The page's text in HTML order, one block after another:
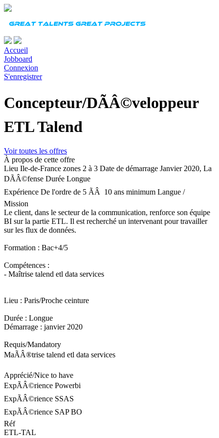
Accueil
Jobboard
Connexion
S'enregistrer
Concepteur/DÃÂ©veloppeur
ETL Talend
Voir toutes les offres
À propos de cette offre
Lieu Ile-de-France zones 2 à 3 Date de démarrage Janvier 2020, La
DÃÂ©fense Durée Longue
Expérience De l'ordre de 5 ÃÂ 10 ans minimum Langue /
Mission
Le client, dans le secteur de la communication, renforce son équipe
BI sur la partie ETL. Il est recherché un intervenant pour travailler
sur les flux de données.
Formation : Bac+4/5
Compétences :
- Maîtrise talend etl data services
Lieu : Paris/Proche ceinture
Durée : Longue
Démarrage : janvier 2020
Requis/Mandatory
MaÃÂ®trise talend etl data services
Apprécié/Nice to have
ExpÃÂ©rience Powerbi
ExpÃÂ©rience SSAS
ExpÃÂ©rience SAP BO
Réf
ETL-TAL